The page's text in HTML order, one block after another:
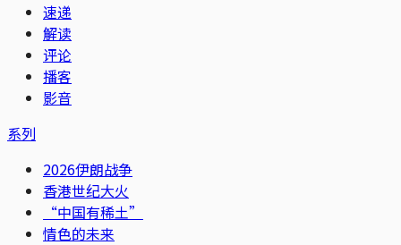
速递
解读
评论
播客
影音
系列
2026伊朗战争
香港世纪大火
“中国有稀土”
情色的未来